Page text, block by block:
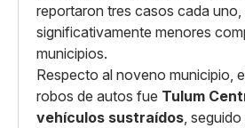
reportaron tres casos cada
significativamente menores
municipios.
Respecto al noveno municipio,
robos de autos fue Tulum
vehículos sustraídos ,